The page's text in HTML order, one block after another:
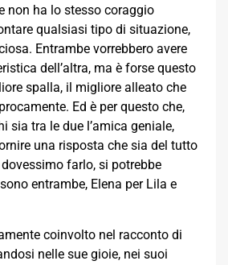
non ha lo stesso coraggio
qualsiasi tipo di situazione,
Entrambe vorrebbero avere
dell’altra, ma è forse questo
spalla, il migliore alleato che
Ed è per questo che,
sia tra le due l’amica geniale,
una risposta che sia del tutto
farlo, si potrebbe
entrambe, Elena per Lila e
coinvolto nel racconto di
nelle sue gioie, nei suoi